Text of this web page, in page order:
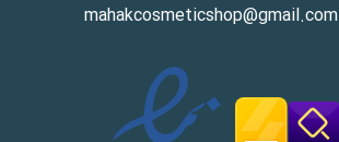
mahakcosmeticshop@gmail.com